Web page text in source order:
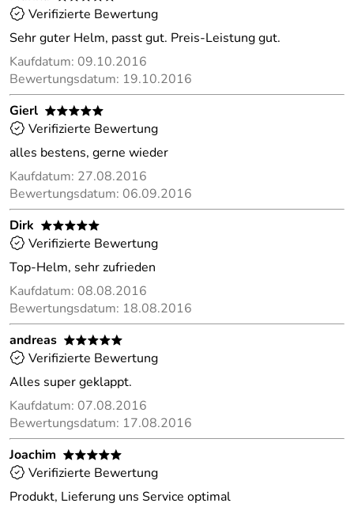
Verifizierte Bewertung
Sehr guter Helm, passt gut. Preis-Leistung gut.
Kaufdatum: 09.10.2016
Bewertungsdatum: 19.10.2016
Gierl
*****
Verifizierte Bewertung
alles bestens, gerne wieder
Kaufdatum: 27.08.2016
Bewertungsdatum: 06.09.2016
Dirk
*****
Verifizierte Bewertung
Top-Helm, sehr zufrieden
Kaufdatum: 08.08.2016
Bewertungsdatum: 18.08.2016
andreas
*****
Verifizierte Bewertung
Alles super geklappt.
Kaufdatum: 07.08.2016
Bewertungsdatum: 17.08.2016
Joachim
*****
Verifizierte Bewertung
Produkt, Lieferung uns Service optimal